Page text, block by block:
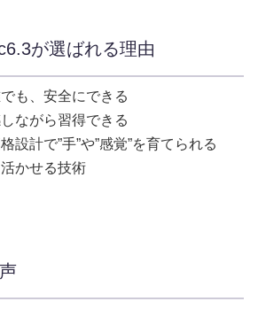
が選ばれる理由
も、安全にできる
ながら習得できる
設計で”手”や”感覚”を育てられる
かせる技術